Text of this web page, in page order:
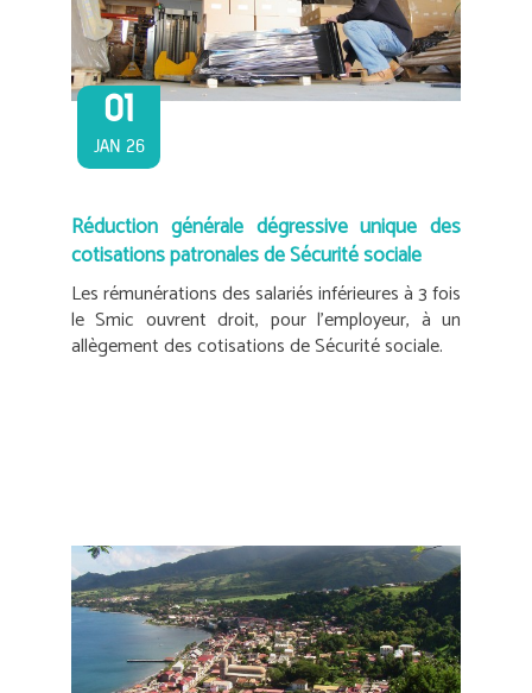
01
JAN 26
Réduction générale dégressive unique des
cotisations patronales de Sécurité sociale
Les rémunérations des salariés inférieures à 3 fois
le Smic ouvrent droit, pour l’employeur, à un
allègement des cotisations de Sécurité sociale.